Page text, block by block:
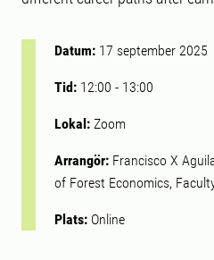
Datum: 17 september 2025
Tid: 12:00 - 13:00
Lokal: Zoom
Arrangör: Francisco X
of Forest Economics,
Plats: Online